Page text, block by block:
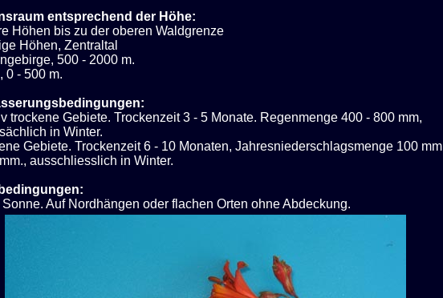
entsprechend der Höhe:
Höhen bis zu der oberen Waldgrenze
Höhen, Zentraltal
500 - 2000 m.
0 - 500 m.
trockene Gebiete. Trockenzeit 3 - 5 Monate. Regenmenge 400 - 800 mm,
in Winter.
Gebiete. Trockenzeit 6 - 10 Monaten, Jahresniederschlagsmenge 100 mm
ausschliesslich in Winter.
Sonne. Auf Nordhängen oder flachen Orten ohne Abdeckung.